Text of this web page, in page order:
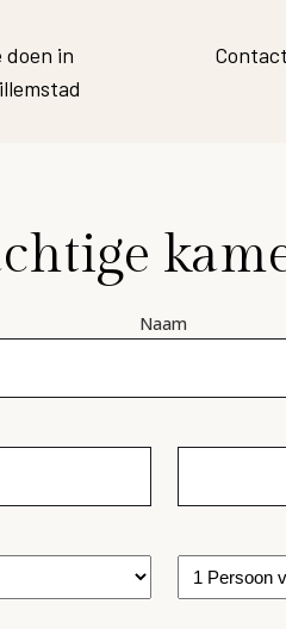
doen in
Contact
Naam